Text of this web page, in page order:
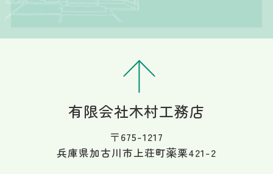
有限会社木村工務店
〒675-1217
兵庫県加古川市上荘町薬栗421-2